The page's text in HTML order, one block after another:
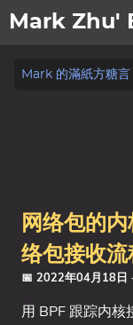
Mark Zhu'
關於我
分类
Mark 的滿紙方糖言
网络包的
络包接收流
📅 2022年04月18日
用 BPF 跟踪内核